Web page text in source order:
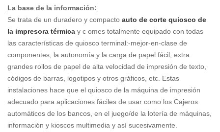
La base de la información:
Se trata de un duradero y compacto auto de corte quiosco de
la impresora térmica y c omes totalmente equipado con todas
las características de quiosco terminal:-mejor-en-clase de
componentes, la autonomía y la carga de papel fácil, extra
grandes rollos de papel de alta velocidad de impresión de texto,
códigos de barras, logotipos y otros gráficos, etc. Estas
instalaciones hace que el quiosco de la máquina de impresión
adecuado para aplicaciones fáciles de usar como los Cajeros
automáticos de los bancos, en el juego/de la lotería de máquinas,
información y kioscos multimedia y así sucesivamente.